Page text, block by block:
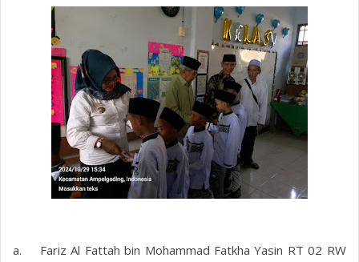
a.
Fariz Al Fattah bin Mohammad Fatkha Yasin RT 02 RW